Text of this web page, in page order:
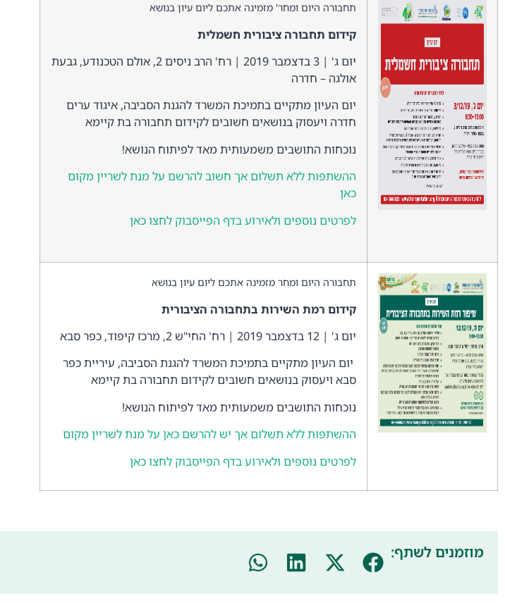
תחבורה היום ומחר' מזמינה אתכם ליום עיון בנושא
קידום תחבורה ציבורית חשמלית
יום ג' | 3 בדצמבר 2019 | רח' הרב ניסים 2, אולם הטכנודע, גבעת
אולגה – חדרה
יום העיון מתקיים בתמיכת המשרד להגנת הסביבה, איגוד ערים
חדרה ויעסוק בנושאים חשובים לקידום תחבורה בת קיימא
נוכחות התושבים משמעותית מאד לפיתוח הנושא!
ההשתפות ללא תשלום אך חשוב להרשם על מנת לשריין מקום
כאן
לפרטים נוספים ולאירוע בדף הפייסבוק לחצו כאן
תחבורה היום ומחר מזמינה אתכם ליום עיון בנושא
קידום רמת השירות בתחבורה הציבורית
יום ג' | 12 בדצמבר 2019 | רח' החי"ש 2, מרכז קיפוד, כפר סבא
יום העיון מתקיים בתמיכת המשרד להגנת הסביבה, עיריית כפר
סבא ויעסוק בנושאים חשובים לקידום תחבורה בת קיימא
נוכחות התושבים משמעותית מאד לפיתוח הנושא!
ההשתפות ללא תשלום אך יש להרשם כאן על מנת לשריין מקום
לפרטים נוספים ולאירוע בדף הפייסבוק לחצו כאן
מוזמנים לשתף: